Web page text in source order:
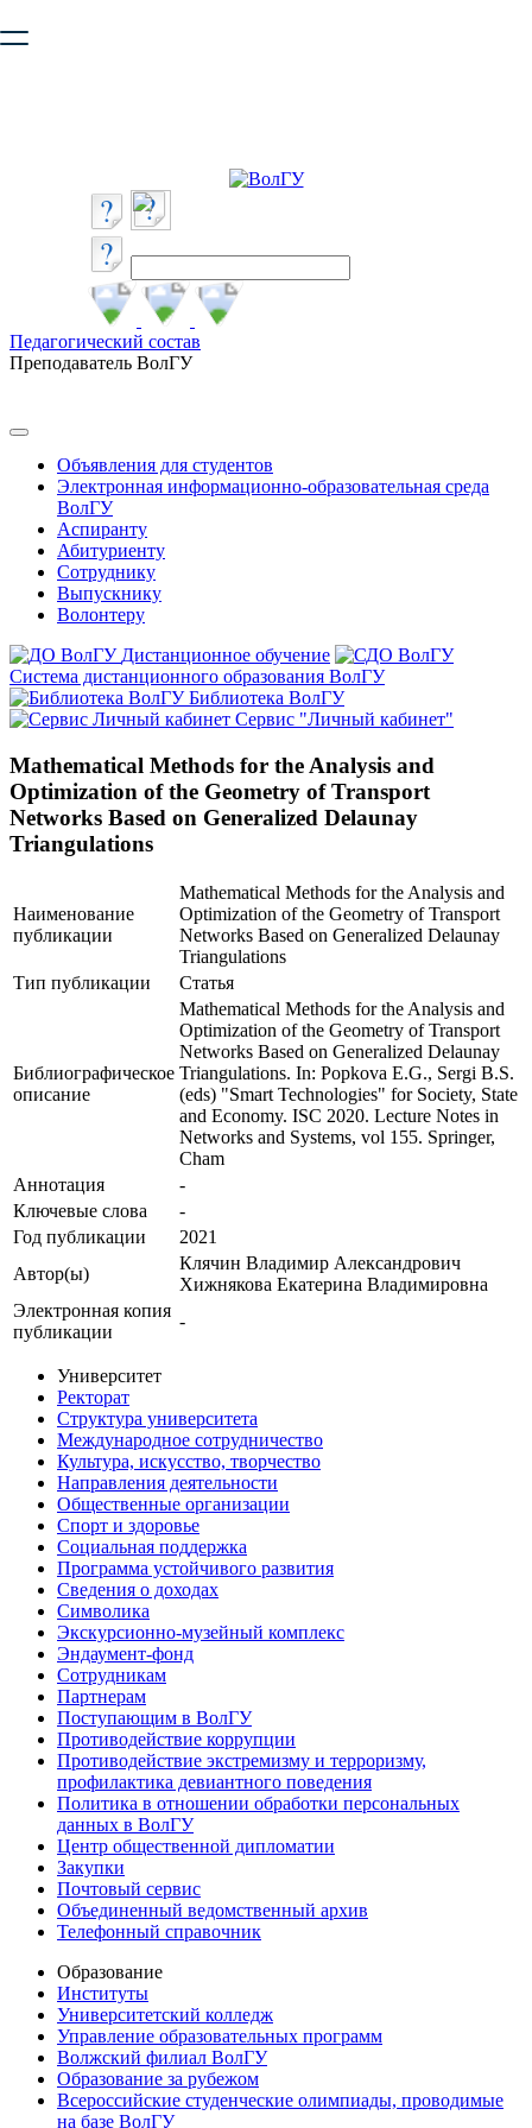
безопасную работу с сайтом. Пожалуйста
Педагогический состав
Преподаватель ВолГУ
Объявления для студентов
Электронная информационно-образовательная среда
ВолГУ
Аспиранту
Абитуриенту
Сотруднику
Выпускнику
Волонтеру
Дистанционное обучение
Система дистанционного образования ВолГУ
Библиотека ВолГУ
Сервис "Личный кабинет"
Mathematical Methods for the Analysis and
Optimization of the Geometry of Transport
Networks Based on Generalized Delaunay
Triangulations
Наименование
публикации
Mathematical Methods for the Analysis and
Optimization of the Geometry of Transport
Networks Based on Generalized Delaunay
Triangulations
Тип публикации
Статья
Библиографическое
описание
Mathematical Methods for the Analysis and
Optimization of the Geometry of Transport
Networks Based on Generalized Delaunay
Triangulations. In: Popkova E.G., Sergi B.S.
(eds) "Smart Technologies" for Society, State
and Economy. ISC 2020. Lecture Notes in
Networks and Systems, vol 155. Springer,
Cham
Аннотация
-
Ключевые cлова
-
Год публикации
2021
Автор(ы)
Клячин Владимир Александрович
Хижнякова Екатерина Владимировна
Электронная копия
публикации
-
Университет
Ректорат
Структура университета
Международное сотрудничество
Культура, искусство, творчество
Направления деятельности
Общественные организации
Спорт и здоровье
Социальная поддержка
Программа устойчивого развития
Сведения о доходах
Символика
Экскурсионно-музейный комплекс
Эндаумент-фонд
Сотрудникам
Партнерам
Поступающим в ВолГУ
Противодействие коррупции
Противодействие экстремизму и терроризму,
профилактика девиантного поведения
Политика в отношении обработки персональных
данных в ВолГУ
Центр общественной дипломатии
Закупки
Почтовый сервис
Объединенный ведомственный архив
Телефонный справочник
Образование
Институты
Университетский колледж
Управление образовательных программ
Волжский филиал ВолГУ
Образование за рубежом
Всероссийские студенческие олимпиады, проводимые
на базе ВолГУ